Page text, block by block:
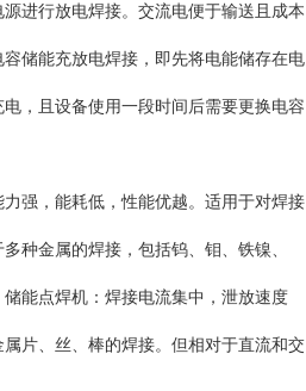
进行放电焊接。交流电便于输送且成本
储能充放电焊接，即先将电能储存在电
，且设备使用一段时间后需要更换电容
强，能耗低，性能优越。适用于对焊接
种金属的焊接，包括钨、钼、铁镍、
能点焊机：焊接电流集中，泄放速度
片、丝、棒的焊接。但相对于直流和交